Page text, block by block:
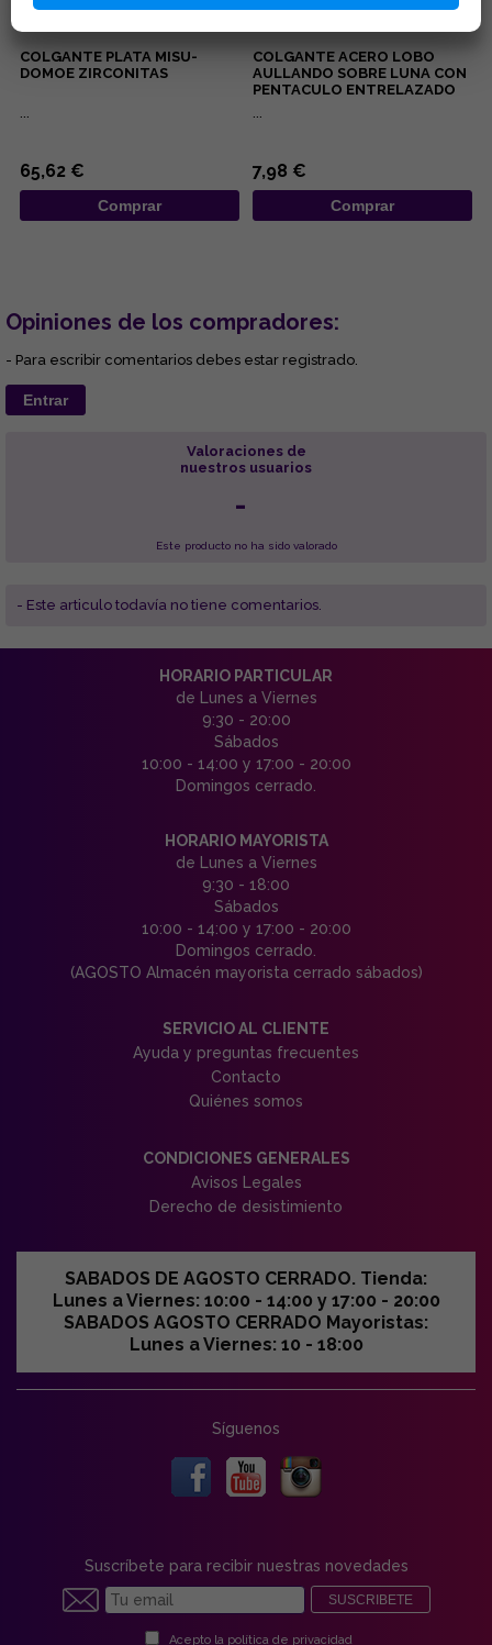
COLGANTE PLATA MISU-
DOMOE ZIRCONITAS
65,62 €
Comprar
COLGANTE ACERO LOBO
AULLANDO SOBRE LUNA CON
PENTACULO ENTRELAZADO
7,98 €
Comprar
Opiniones de los compradores:
- Para escribir comentarios debes estar registrado.
Entrar
Valoraciones de
nuestros usuarios
-
Este producto no ha sido valorado
- Este articulo todavía no tiene comentarios.
HORARIO PARTICULAR
de Lunes a Viernes
9:30 - 20:00
Sábados
10:00 - 14:00 y 17:00 - 20:00
Domingos cerrado.
HORARIO MAYORISTA
de Lunes a Viernes
9:30 - 18:00
Sábados
10:00 - 14:00 y 17:00 - 20:00
Domingos cerrado.
(AGOSTO Almacén mayorista cerrado sábados)
SERVICIO AL CLIENTE
Ayuda y preguntas frecuentes
Contacto
Quiénes somos
CONDICIONES GENERALES
Avisos Legales
Derecho de desistimiento
SABADOS DE AGOSTO CERRADO. Tienda:
Lunes a Viernes: 10:00 - 14:00 y 17:00 - 20:00
SABADOS AGOSTO CERRADO Mayoristas:
Lunes a Viernes: 10 - 18:00
Síguenos
Suscríbete para recibir nuestras novedades
SUSCRIBETE
Acepto la política de privacidad